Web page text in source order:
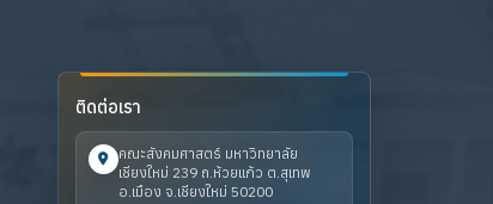
ติดต่อเรา
คณะสังคมศาสตร์ มหาวิทยาลัย
เชียงใหม่ 239 ถ.ห้วยแก้ว ต.สุเทพ
อ.เมือง จ.เชียงใหม่ 50200